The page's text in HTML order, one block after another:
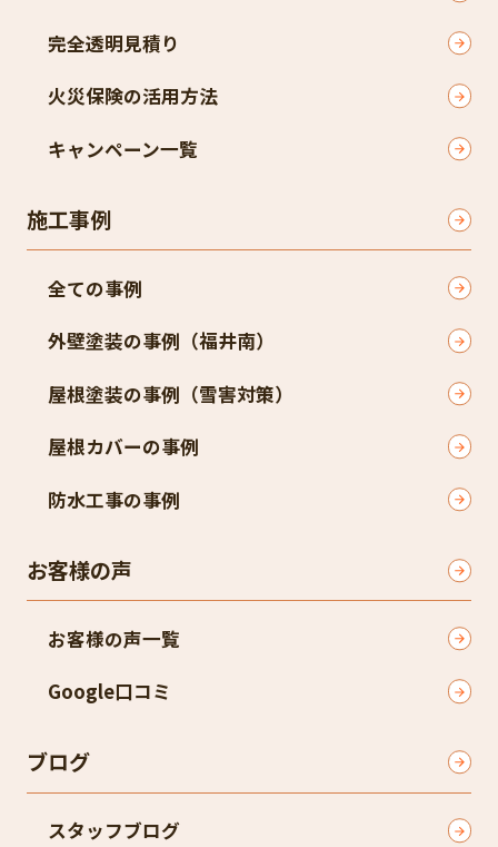
完全透明見積り​
火災保険の活用方法​
キャンペーン一覧​
施工事例
全ての事例
外壁塗装の事例（福井南）​
屋根塗装の事例（雪害対策）​
屋根カバーの事例
防水工事の事例
お客様の声
お客様の声一覧
Google口コミ​
ブログ
スタッフブログ